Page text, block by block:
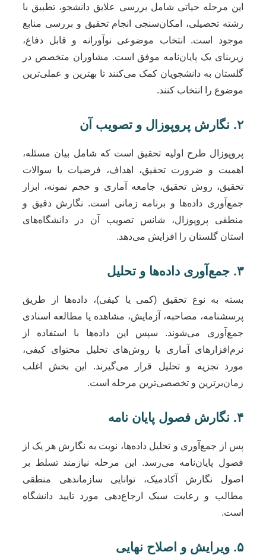
این مرحله حیاتی شامل بررسی علایق دانشجو، تطبیق با
رشته تحصیلی، امکان‌سنجی انجام تحقیق و بررسی منابع
موجود است. انتخاب موضوعی نوآورانه و قابل دفاع،
زیربنای یک پایان‌نامه موفق است. مشاوران متخصص در
گلستان به دانشجویان کمک می‌کنند تا بهترین و عملی‌ترین
موضوع را انتخاب کنند.
۲. نگارش پروپوزال و تصویب آن
پروپوزال طرح اولیه تحقیق است که شامل بیان مسئله،
اهمیت و ضرورت تحقیق، اهداف، فرضیات یا سوالات
تحقیق، روش تحقیق، جامعه آماری و حجم نمونه، ابزار
جمع‌آوری داده‌ها و برنامه زمانی است. نگارش دقیق و
منطقی پروپوزال، شانس تصویب آن در دانشگاه‌های
استان گلستان را افزایش می‌دهد.
۳. جمع‌آوری داده‌ها و تحلیل
بسته به نوع تحقیق (کمی یا کیفی)، داده‌ها از طریق
پرسشنامه، مصاحبه، آزمایش، مشاهده یا مطالعه اسنادی
جمع‌آوری می‌شوند. سپس این داده‌ها با استفاده از
نرم‌افزارهای آماری یا روش‌های تحلیل محتوای کیفی،
مورد تجزیه و تحلیل قرار می‌گیرند. این بخش اغلب
زمان‌برترین و تخصصی‌ترین مرحله است.
۴. نگارش فصول پایان نامه
پس از جمع‌آوری و تحلیل داده‌ها، نوبت به نگارش هر یک از
فصول پایان‌نامه می‌رسد. این مرحله نیازمند تسلط بر
اصول نگارش آکادمیک، توانایی سازماندهی منطقی
مطالب و رعایت سبک ارجاع‌دهی مورد تایید دانشگاه
است.
۵. ویرایش و اصلاح نهایی